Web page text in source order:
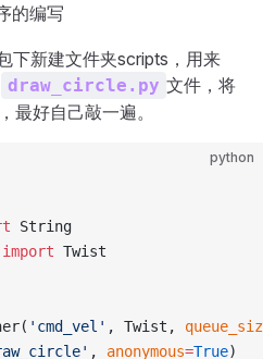
的编写
下新建文件夹scripts，用来
draw_circle.py 文件，将
最好自己敲一遍。
python
String
import Twist
'cmd_vel' , Twist,
, anonymous=True)